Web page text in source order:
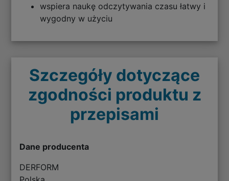
wspiera naukę odczytywania czasu łatwy i
wygodny w użyciu
Szczegóły dotyczące
zgodności produktu z
przepisami
Dane producenta
DERFORM